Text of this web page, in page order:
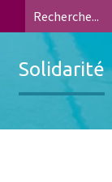
Solidarité